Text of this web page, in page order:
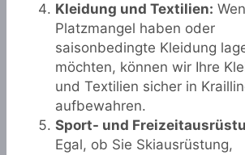
Kleidung und Textilien:
Platzmangel haben oder
saisonbedingte Kleidung
möchten, können wir Ihre
und Textilien sicher in
aufbewahren.
Sport- und
Egal, ob Sie Skiausrüstung,